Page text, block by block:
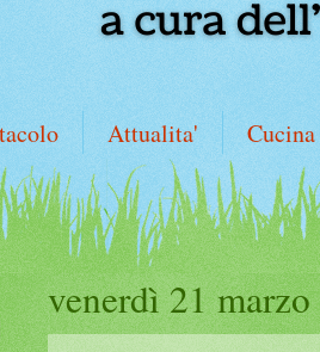
Attualita' Cucina
venerdì 21